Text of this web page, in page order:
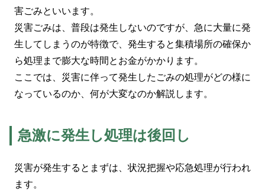
害ごみといいます。
災害ごみは、普段は発生しないのですが、急に大量に発
生してしまうのが特徴で、発生すると集積場所の確保か
ら処理まで膨大な時間とお金がかかります。
ここでは、災害に伴って発生したごみの処理がどの様に
なっているのか、何が大変なのか解説します。
急激に発生し処理は後回し
災害が発生するとまずは、状況把握や応急処理が行われ
ます。